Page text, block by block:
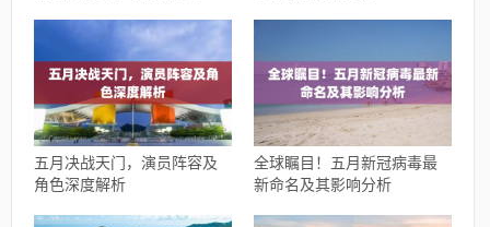
五月决战天门，演员阵容及
角色深度解析
全球瞩目！五月新冠病毒最
新命名及其影响分析